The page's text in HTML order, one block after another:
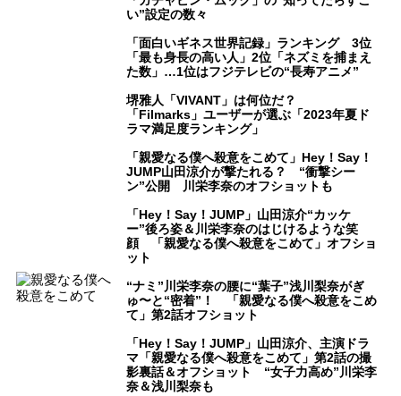
い”設定の数々
「面白いギネス世界記録」ランキング 3位
「最も身長の高い人」2位「ネズミを捕まえ
た数」…1位はフジテレビの“長寿アニメ”
堺雅人「VIVANT」は何位だ？
「Filmarks」ユーザーが選ぶ「2023年夏ド
ラマ満足度ランキング」
「親愛なる僕へ殺意をこめて」Hey！Say！
JUMP山田涼介が撃たれる？ “衝撃シー
ン”公開 川栄李奈のオフショットも
「Hey！Say！JUMP」山田涼介“カッケ
ー”後ろ姿＆川栄李奈のはじけるような笑
顔 「親愛なる僕へ殺意をこめて」オフショ
ット
“ナミ”川栄李奈の腰に“葉子”浅川梨奈がぎ
ゅ〜と“密着”！ 「親愛なる僕へ殺意をこめ
て」第2話オフショット
「Hey！Say！JUMP」山田涼介、主演ドラ
マ「親愛なる僕へ殺意をこめて」第2話の撮
影裏話＆オフショット “女子力高め”川栄李
奈＆浅川梨奈も